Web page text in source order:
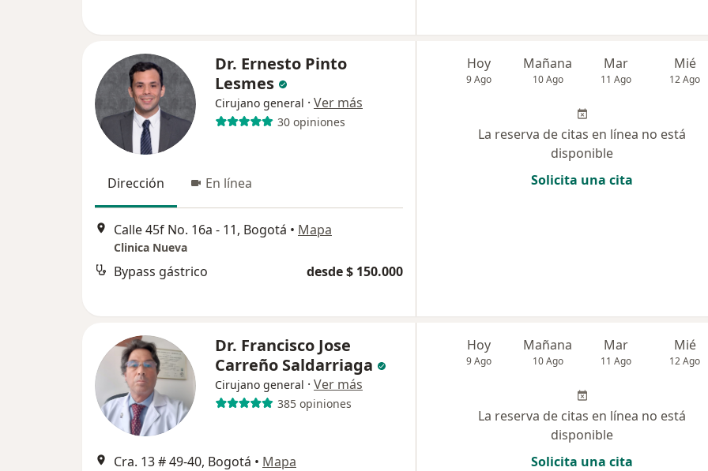
Dr. Ernesto Pinto
Lesmes
Cirujano general · Ver más
30 opiniones
Dirección En línea
Calle 45f No. 16a - 11, Bogotá • Mapa
Clinica Nueva
Bypass gástrico desde $ 150.000
Hoy
9 Ago
Mañana
10 Ago
Mar
11 Ago
Mié
12 Ago
La reserva de citas en línea no está
disponible
Solicita una cita
Dr. Francisco Jose
Carreño Saldarriaga
Cirujano general · Ver más
385 opiniones
Cra. 13 # 49-40, Bogotá • Mapa
Hoy
9 Ago
Mañana
10 Ago
Mar
11 Ago
Mié
12 Ago
La reserva de citas en línea no está
disponible
Solicita una cita